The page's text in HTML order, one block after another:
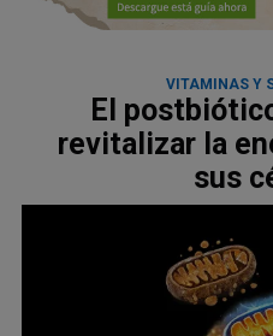
VITAMINAS Y
El
revitalizar la
sus